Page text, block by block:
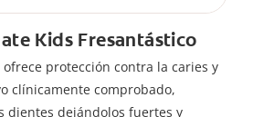
Kids Fresantástico
ofrece protección contra la caries y
clínicamente comprobado,
dientes dejándolos fuertes y